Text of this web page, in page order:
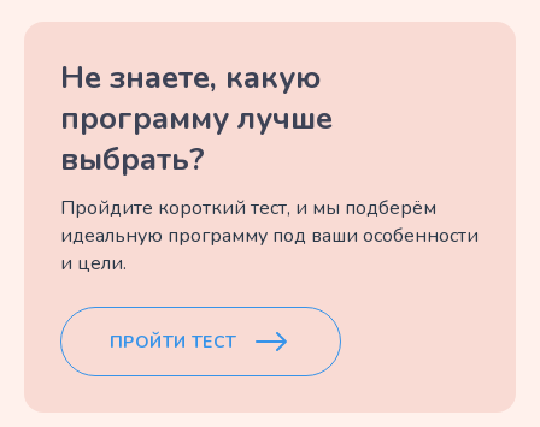
Не знаете, какую
программу лучше
выбрать?
Пройдите короткий тест, и мы подберём
идеальную программу под ваши особенности
и цели.
ПРОЙТИ ТЕСТ